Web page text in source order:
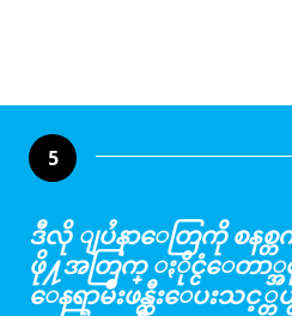
5
ဒီလို ျပႆနာေတြကို စနစ္
ဖို႔အတြက္ ႏိုင္ငံေတာ္အ
ေနရာမ်ိဳးဖန္တီးေပးသင့္တ